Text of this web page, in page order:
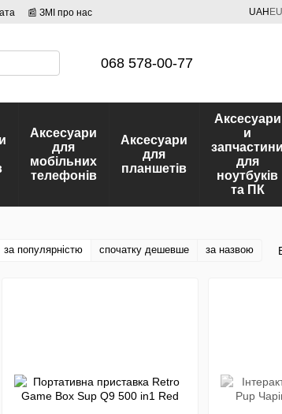
📰 ЗМІ про нас
UAH
068 578-00-77
Аксесуари
для
мобільних
телефонів
Аксесуари
для
планшетів
Аксесуари
и
запчастини
для
ноутбуків
та ПК
за популярністю спочатку дешевше за назвою